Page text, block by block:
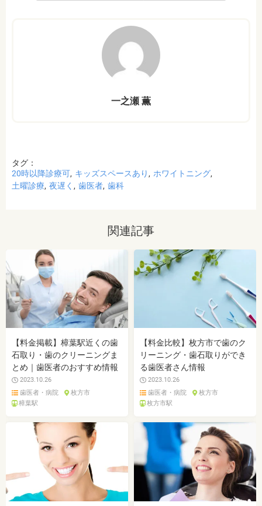
することが可能です。特に、塗布する時期に制限が
ないため、生えたての乳歯にも塗布することが可能
監修医情報 菊地由利佳先生
日本歯科大学新潟生命歯学部卒業
都内歯科医院にて勤務
・ホワイトニング剤の影響で知覚過敏がおこるケー
スがあります。薬剤が歯の神経に強い刺激を与えて
しまうため、神経が敏感になりやすいのです。オフ
ィスホワイトニングで使用する薬剤はホームホワイ
トニングのものより濃度が高いため、より知覚過敏
になりやすい傾向があります。
ような白さに仕上がらないことがあります。また、
と言わざるを得ません。しかし、ホワイトニングを
続けていくことで目立たなくなることが多いです。
ります。歯科医師によって、違いがありますので事
前にご確認ください。
・ホワイトニングは、歯の表面が荒れる、知覚過敏
になる可能性があります。
・ホワイトニング中は、お茶、コーヒー、カレー、
ケチャップなど避けたほうがいい飲み物、食事があ
ります。また、ホワイトニングが終わってもこれら
の飲み物、食事を避けたほうが白さは持続します。
監修医情報 医療法人社団日坂会 理事長 日坂充宏
先生
日本大学歯学部卒業
日本大学歯学部口腔外科第２講座大学院卒業
歯学博士（口腔外科学）
日本大学歯学部非常勤講師
一之瀬 薫
タグ：
20時以降診療可 キッズスペースあり
ホワイトニング
土曜診療 夜遅く 歯医者 歯科
関連記事
【料金掲載】樟葉駅近くの歯
石取り・歯のクリーニングま
とめ｜歯医者のおすすめ情報
2023.10.26
歯医者・病院
枚方市
樟葉駅
【料金比較】枚方市で歯のク
リーニング・歯石取りができ
る歯医者さん情報
2023.10.26
歯医者・病院
枚方市
枚方市駅